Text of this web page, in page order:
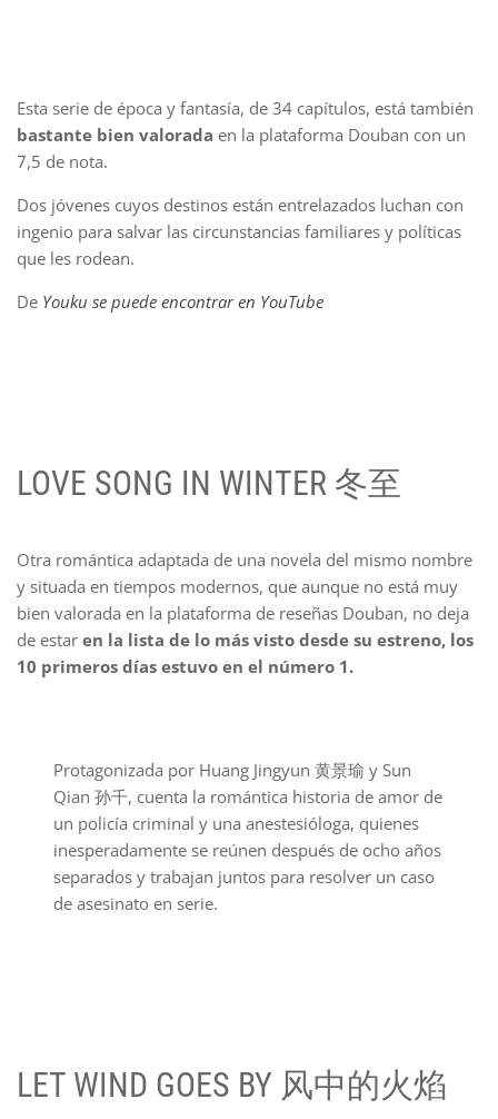
Esta serie de época y fantasía, de 34 capítulos, está también
bastante bien valorada en la plataforma Douban con un
7,5 de nota.
Dos jóvenes cuyos destinos están entrelazados luchan con
ingenio para salvar las circunstancias familiares y políticas
que les rodean.
De Youku se puede encontrar en YouTube
LOVE SONG IN WINTER 冬至
Otra romántica adaptada de una novela del mismo nombre
y situada en tiempos modernos, que aunque no está muy
bien valorada en la plataforma de reseñas Douban, no deja
de estar en la lista de lo más visto desde su estreno, los
10 primeros días estuvo en el número 1.
Protagonizada por Huang Jingyun 黄景瑜 y Sun
Qian 孙千, cuenta la romántica historia de amor de
un policía criminal y una anestesióloga, quienes
inesperadamente se reúnen después de ocho años
separados y trabajan juntos para resolver un caso
de asesinato en serie.
LET WIND GOES BY 风中的火焰